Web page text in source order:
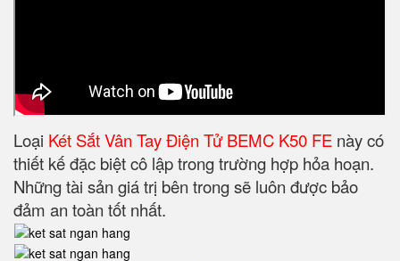
Loại Két Sắt Vân Tay Điện Tử BEMC K50 FE này có
thiết kế đặc biệt cô lập trong trường hợp hỏa hoạn.
Những tài sản giá trị bên trong sẽ luôn được bảo
đảm an toàn tốt nhất.